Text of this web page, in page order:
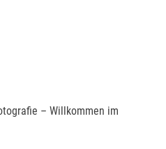
– Willkommen im